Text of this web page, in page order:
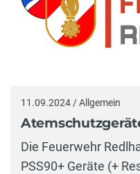
11.09.2024 / Allgemein
Die Feuerwehr
PSS90+ Geräte (+